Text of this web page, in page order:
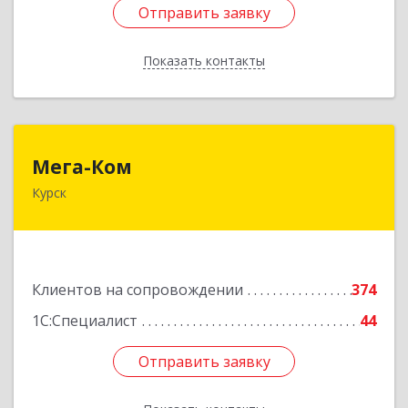
Отправить заявку
Показать контакты
Отправить заявку
Назад
Мега-Ком
Курск
Клиентов на сопровождении
374
1С:Специалист
44
Отправить заявку
305001, Курская обл, Курск г, Красной Армии ул,
Отправить заявку